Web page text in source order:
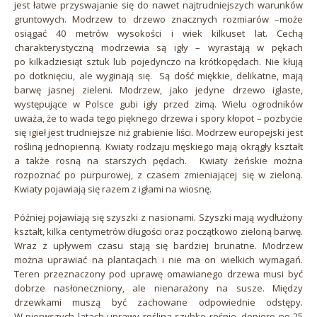
jest łatwe przyswajanie się do nawet najtrudniejszych warunków
gruntowych. Modrzew to drzewo znacznych rozmiarów –może
osiągać 40 metrów wysokości i wiek kilkuset lat. Cechą
charakterystyczną modrzewia są igły – wyrastają w pękach
po kilkadziesiąt sztuk lub pojedynczo na krótkopędach. Nie kłują
po dotknięciu, ale wyginają się. Są dość miękkie, delikatne, mają
barwę jasnej zieleni. Modrzew, jako jedyne drzewo iglaste,
występujące w Polsce gubi igły przed zimą. Wielu ogrodników
uważa, że to wada tego pięknego drzewa i spory kłopot – pozbycie
się igieł jest trudniejsze niż grabienie liści. Modrzew europejski jest
rośliną jednopienną. Kwiaty rodzaju męskiego mają okrągły kształt
a także rosną na starszych pędach. Kwiaty żeńskie można
rozpoznać po purpurowej, z czasem zmieniającej się w zieloną.
Kwiaty pojawiają się razem z igłami na wiosnę.
Później pojawiają się szyszki z nasionami. Szyszki mają wydłużony
kształt, kilka centymetrów długości oraz początkowo zieloną barwę.
Wraz z upływem czasu stają się bardziej brunatne. Modrzew
można uprawiać na plantacjach i nie ma on wielkich wymagań.
Teren przeznaczony pod uprawę omawianego drzewa musi być
dobrze nasłoneczniony, ale nienarażony na susze. Między
drzewkami muszą być zachowane odpowiednie odstępy.